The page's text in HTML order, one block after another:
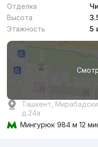
Отделка
Высота
Этажность
5
Ташкент,
д.24a
Мингурюк 984 м 12